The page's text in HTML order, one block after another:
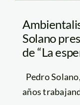
Solano
de “La
Pedro
años